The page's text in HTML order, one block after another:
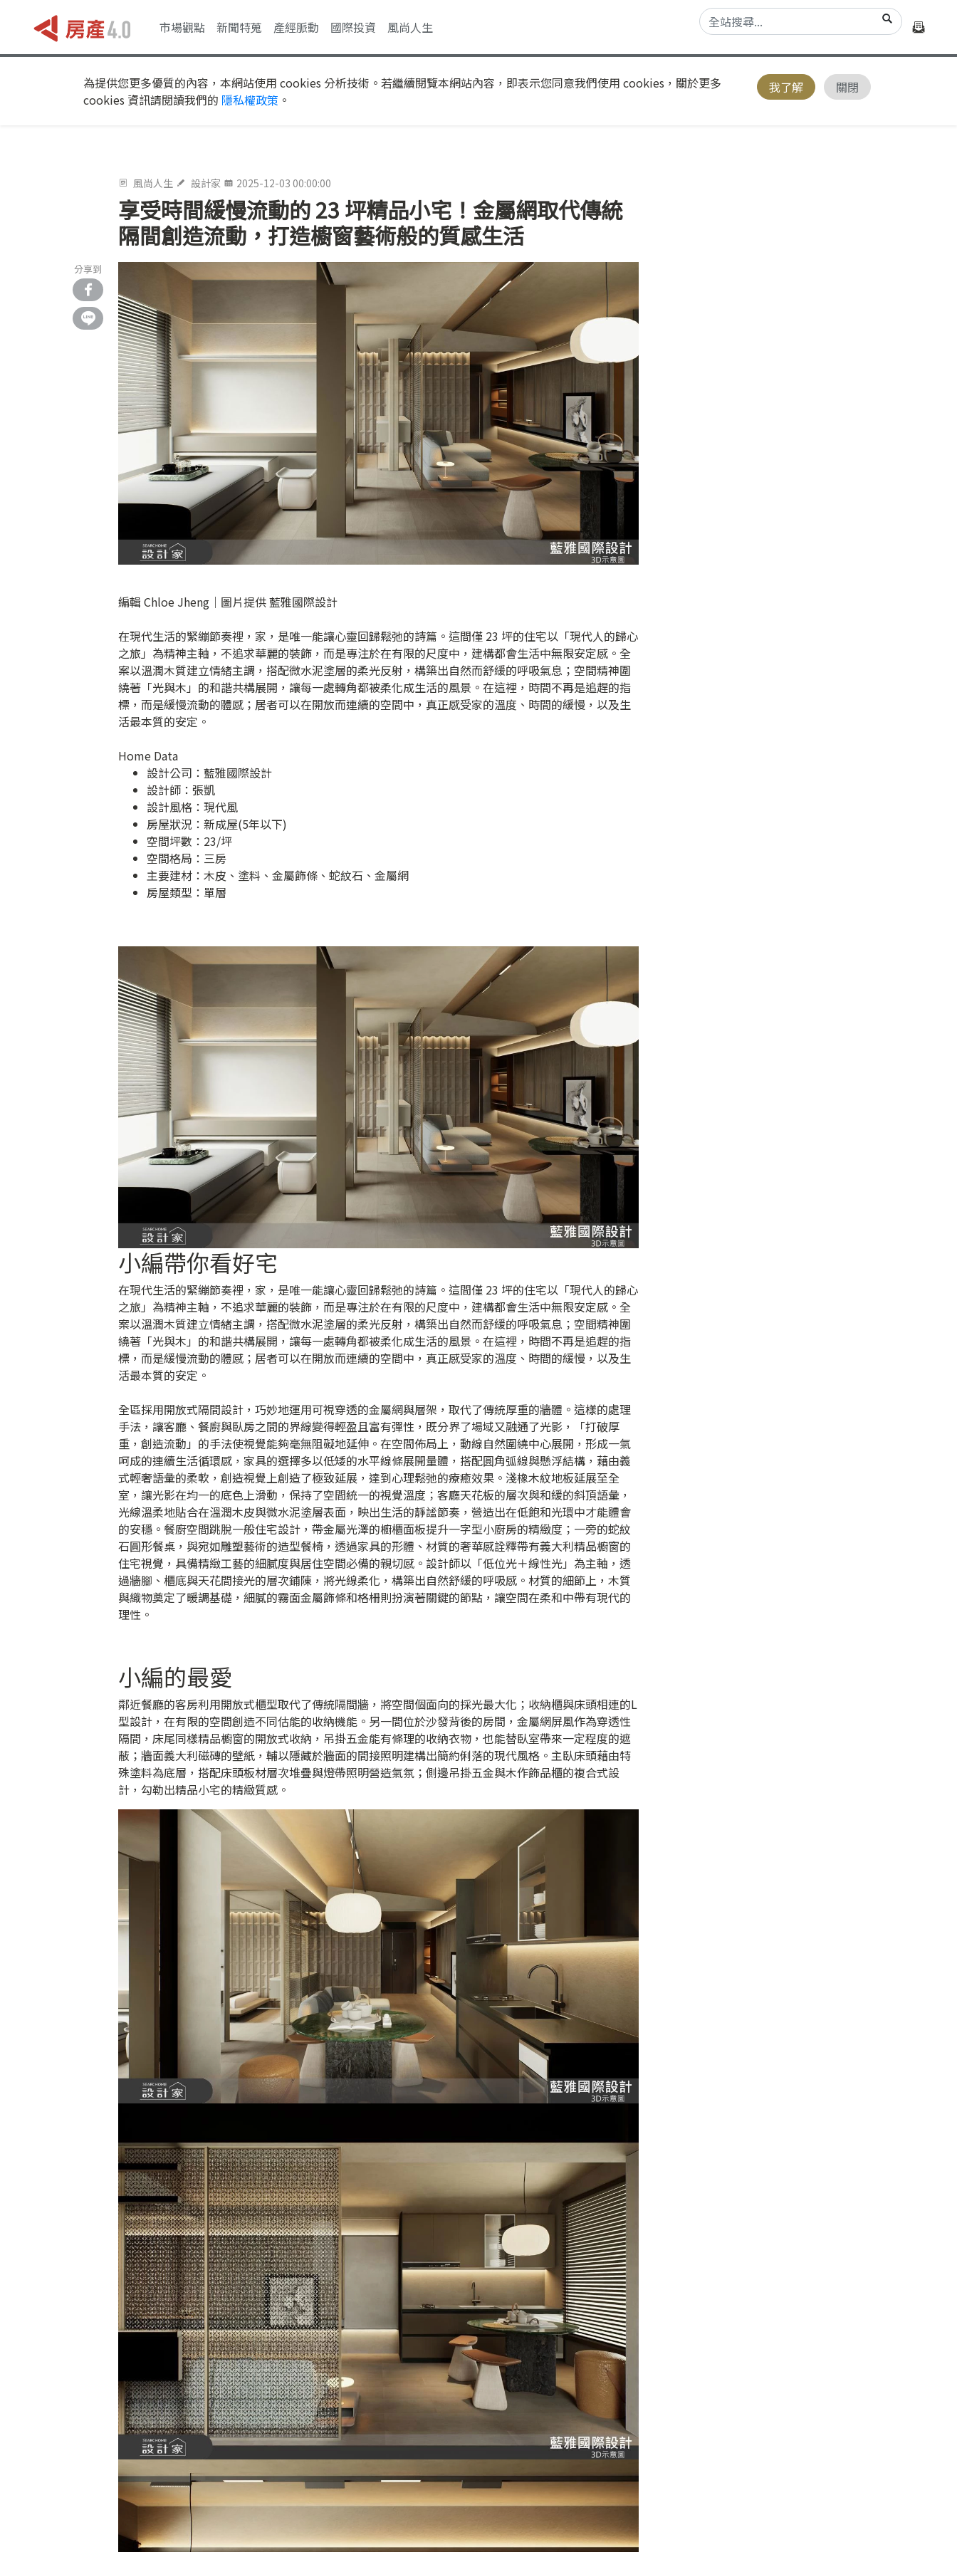
市場觀點 新聞特蒐 產經脈動 國際投資 風尚人生
為提供您更多優質的內容，本網站使用 cookies 分析技術。若繼續閱覽本網站內容，即表示您同意我們使用 cookies，關於更多
cookies 資訊請閱讀我們的 隱私權政策 。
我了解 關閉
風尚人生 設計家 2025-12-03 00:00:00
享受時間緩慢流動的 23 坪精品小宅！金屬網取代傳統
隔間創造流動，打造櫥窗藝術般的質感生活
分享到
編輯 Chloe Jheng｜圖片提供 藍雅國際設計
在現代生活的緊繃節奏裡，家，是唯一能讓心靈回歸鬆弛的詩篇。這間僅 23 坪的住宅以「現代人的歸心
之旅」為精神主軸，不追求華麗的裝飾，而是專注於在有限的尺度中，建構都會生活中無限安定感。全
案以溫潤木質建立情緒主調，搭配微水泥塗層的柔光反射，構築出自然而舒緩的呼吸氣息；空間精神圍
繞著「光與木」的和諧共構展開，讓每一處轉角都被柔化成生活的風景。在這裡，時間不再是追趕的指
標，而是緩慢流動的體感；居者可以在開放而連續的空間中，真正感受家的溫度、時間的緩慢，以及生
活最本質的安定。
Home Data
設計公司： 藍雅國際設計
設計師：張凱
設計風格：現代風
房屋狀況：新成屋(5年以下)
空間坪數：23/坪
空間格局：三房
主要建材：木皮、塗料、金屬飾條、蛇紋石、金屬網
房屋類型：單層
小編帶你看好宅
在現代生活的緊繃節奏裡，家，是唯一能讓心靈回歸鬆弛的詩篇。這間僅 23 坪的住宅以「現代人的歸心
之旅」為精神主軸，不追求華麗的裝飾，而是專注於在有限的尺度中，建構都會生活中無限安定感。全
案以溫潤木質建立情緒主調，搭配微水泥塗層的柔光反射，構築出自然而舒緩的呼吸氣息；空間精神圍
繞著「光與木」的和諧共構展開，讓每一處轉角都被柔化成生活的風景。在這裡，時間不再是追趕的指
標，而是緩慢流動的體感；居者可以在開放而連續的空間中，真正感受家的溫度、時間的緩慢，以及生
活最本質的安定。
全區採用開放式隔間設計，巧妙地運用可視穿透的金屬網與層架，取代了傳統厚重的牆體。這樣的處理
手法，讓客廳、餐廚與臥房之間的界線變得輕盈且富有彈性，既分界了場域又融通了光影，「打破厚
重，創造流動」的手法使視覺能夠毫無阻礙地延伸。在空間佈局上，動線自然圍繞中心展開，形成一氣
呵成的連續生活循環感，家具的選擇多以低矮的水平線條展開量體，搭配圓角弧線與懸浮結構，藉由義
式輕奢語彙的柔軟，創造視覺上創造了極致延展，達到心理鬆弛的療癒效果。淺橡木紋地板延展至全
室，讓光影在均一的底色上滑動，保持了空間統一的視覺溫度；客廳天花板的層次與和緩的斜頂語彙，
光線溫柔地貼合在溫潤木皮與微水泥塗層表面，映出生活的靜謐節奏，營造出在低飽和光環中才能體會
的安穩。餐廚空間跳脫一般住宅設計，帶金屬光澤的櫥櫃面板提升一字型小廚房的精緻度；一旁的蛇紋
石圓形餐桌，與宛如雕塑藝術的造型餐椅，透過家具的形體、材質的奢華感詮釋帶有義大利精品櫥窗的
住宅視覺，具備精緻工藝的細膩度與居住空間必備的親切感。設計師以「低位光＋線性光」為主軸，透
過牆腳、櫃底與天花間接光的層次鋪陳，將光線柔化，構築出自然舒緩的呼吸感。材質的細節上，木質
與織物奠定了暖調基礎，細膩的霧面金屬飾條和格柵則扮演著關鍵的節點，讓空間在柔和中帶有現代的
理性。
小編的最愛
鄰近餐廳的客房利用開放式櫃型取代了傳統隔間牆，將空間個面向的採光最大化；收納櫃與床頭相連的L
型設計，在有限的空間創造不同估能的收納機能。另一間位於沙發背後的房間，金屬網屏風作為穿透性
隔間，床尾同樣精品櫥窗的開放式收納，吊掛五金能有條理的收納衣物，也能替臥室帶來一定程度的遮
蔽；牆面義大利磁磚的壁紙，輔以隱藏於牆面的間接照明建構出簡約俐落的現代風格。主臥床頭藉由特
殊塗料為底層，搭配床頭板材層次堆疊與燈帶照明營造氣氛；側邊吊掛五金與木作飾品櫃的複合式設
計，勾勒出精品小宅的精緻質感。